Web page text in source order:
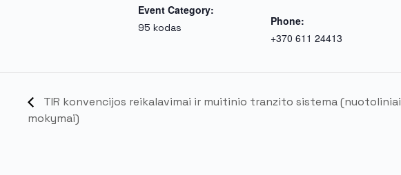
Event Category:
95 kodas
Phone:
+370 611 24413
TIR konvencijos reikalavimai ir muitinio tranzito sistema (nuotoliniai
mokymai)